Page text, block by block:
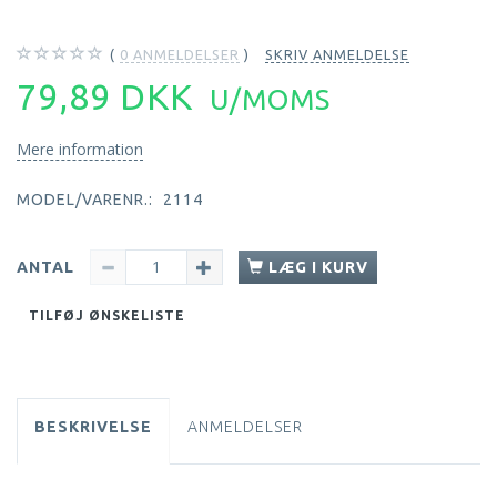
0 ANMELDELSER SKRIV ANMELDELSE
79,89 DKK U/MOMS
Mere information
MODEL/VARENR.: 2114
ANTAL LÆG I KURV
TILFØJ ØNSKELISTE
BESKRIVELSE ANMELDELSER